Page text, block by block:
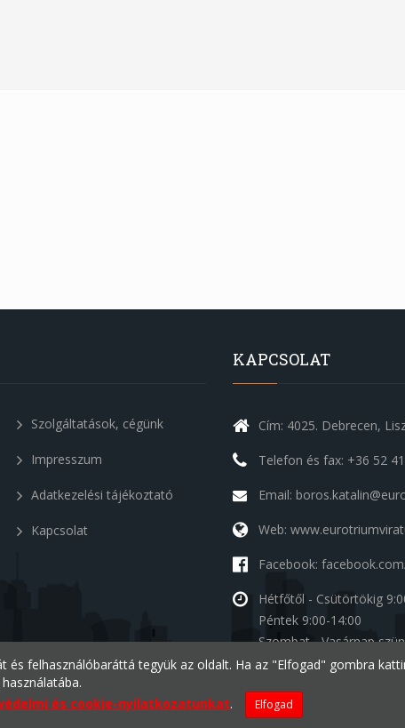
Szolgáltatások, cégünk
Impresszum
Adatkezelési tájékoztató
Kapcsolat
KAPCSOLAT
Cím: 4025. Debrecen,
Telefon és fax: +36 52
Email:
Web:
Facebook:
Hétfőtől - Csütörtökig
Péntek 9:00-14:00
Szombat - Vasárnap
Készítette:
felhasználóbaráttá tegyük az oldalt. Ha az "Elfogad" gombra
használatába.
és cookie-nyilatkozatunkat. Elfogad